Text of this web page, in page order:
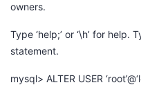
owners.
Type ‘help;’ or ‘\h’ for help.
statement.
mysql> ALTER USER